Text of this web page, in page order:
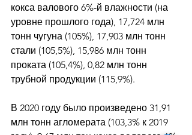
кокса валового 6%-й влажности (на
уровне прошлого года), 17,724 млн
тонн чугуна (105%), 17,903 млн тонн
стали (105,5%), 15,986 млн тонн
проката (105,4%), 0,82 млн тонн
трубной продукции (115,9%).
В 2020 году было произведено 31,91
млн тонн агломерата (103,3% к 2019